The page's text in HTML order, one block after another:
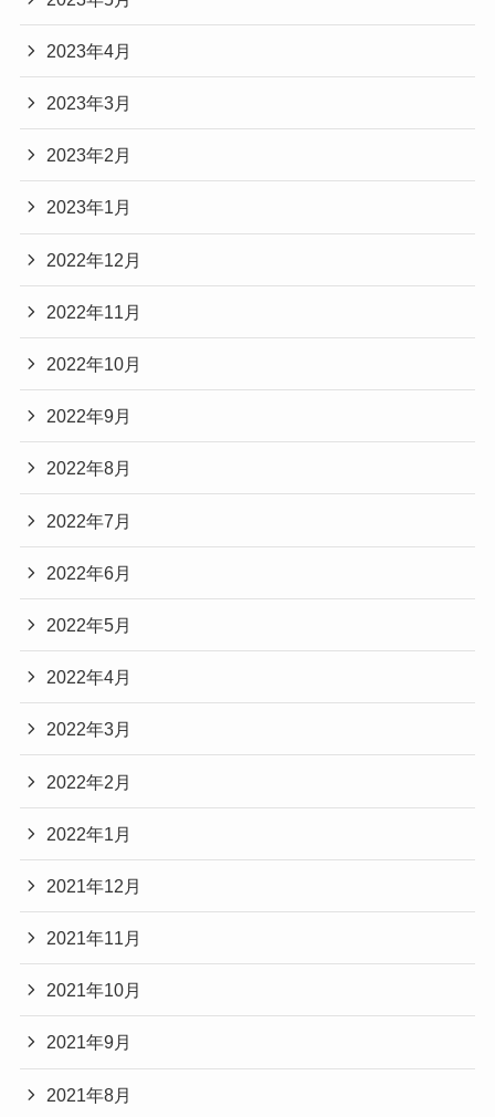
2023年4月
2023年3月
2023年2月
2023年1月
2022年12月
2022年11月
2022年10月
2022年9月
2022年8月
2022年7月
2022年6月
2022年5月
2022年4月
2022年3月
2022年2月
2022年1月
2021年12月
2021年11月
2021年10月
2021年9月
2021年8月